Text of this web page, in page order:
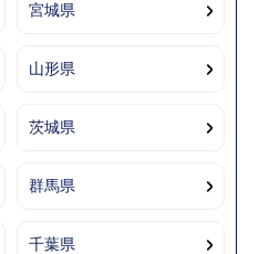
宮城県
山形県
茨城県
群馬県
千葉県